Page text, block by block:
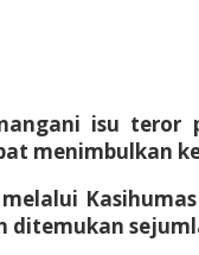
isu
menimbulkan